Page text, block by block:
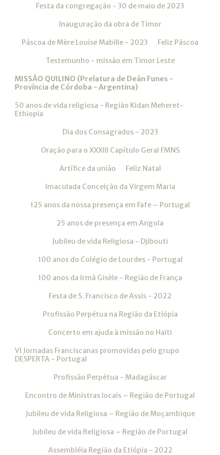
Festa da congregação - 30 de maio de 2023
Inauguração da obra de Timor
Páscoa de Mère Louise Mabille - 2023 Feliz Páscoa
Testemunho - missão em Timor Leste
MISSÃO QUILINO (Prelatura de Deán Funes -
Província de Córdoba - Argentina)
50 anos de vida religiosa - Região Kidan Meheret-
Ethiopia
Dia dos Consagrados - 2023
Oração para o XXXIII Capítulo Geral FMNS
Artífice da união Feliz Natal
Imaculada Conceição da Virgem Maria
125 anos da nossa presença em Fafe – Portugal
25 anos de presença em Angola
Jubileu de vida Religiosa - Djibouti
100 anos do Colégio de Lourdes - Portugal
100 anos da Irmã Gisèle - Região de França
Festa de S. Francisco de Assis - 2022
Profissão Perpétua na Região da Etiópia
Concerto em ajuda à missão no Haiti
VI Jornadas Franciscanas promovidas pelo grupo
DESPERTA - Portugal
Profissão Perpétua - Madagáscar
Encontro de Ministras locais – Região de Portugal
Jubileu de vida Religiosa – Região de Moçambique
Jubileu de vida Religiosa – Região de Portugal
Assembléia Região da Etiópia - 2022